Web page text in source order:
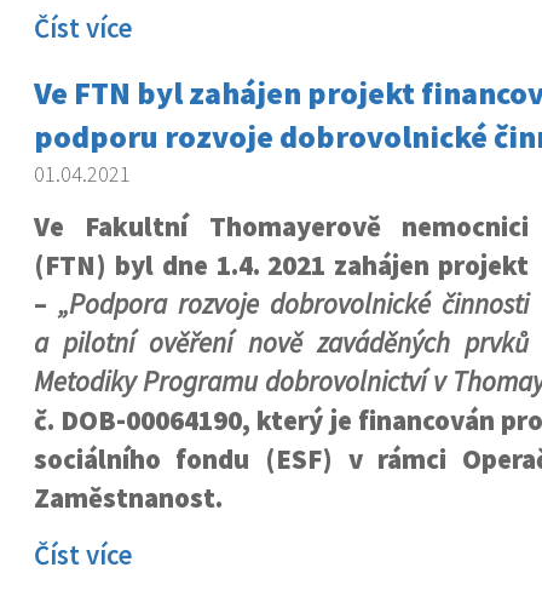
Číst více
Ve FTN byl zahájen projekt
podporu rozvoje dobrovolnické
01.04.2021
Ve Fakultní Thomayerově nemocnici
(FTN) byl dne 1.4. 2021 zahájen projekt
– „Podpora rozvoje dobrovolnické činnosti
a pilotní ověření nově zaváděných prvků
Metodiky Programu dobrovolnictví v
č. DOB-00064190, který je financován
sociálního fondu (ESF) v rámci
Zaměstnanost.
Číst více